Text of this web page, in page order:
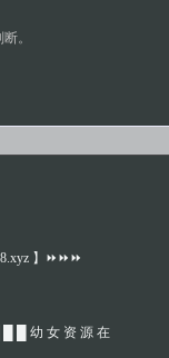
。
】⏩⏩⏩
█ 幼 女 资 源 在